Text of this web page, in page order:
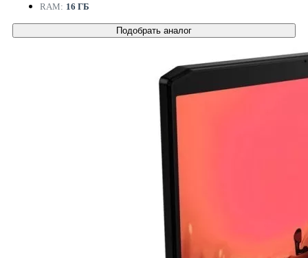
RAM: 16 ГБ
Подобрать аналог